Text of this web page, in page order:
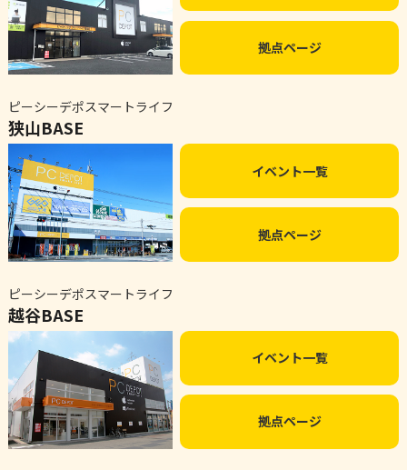
拠点ページ
ピーシーデポスマートライフ
狭山BASE
イベント一覧
拠点ページ
ピーシーデポスマートライフ
越谷BASE
イベント一覧
拠点ページ